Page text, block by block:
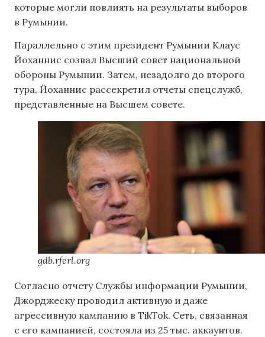
которые могли повлиять на результаты выборов
в Румынии.
Параллельно с этим президент Румынии Клаус
Йоханнис созвал Высший совет национальной
обороны Румынии. Затем, незадолго до второго
тура, Йоханнис рассекретил отчеты спецслужб,
представленные на Высшем совете.
gdb.rferl.org
Согласно отчету Службы информации Румынии,
Джорджеску проводил активную и даже
агрессивную кампанию в TikTok. Сеть, связанная
с его кампанией, состояла из 25 тыс. аккаунтов.